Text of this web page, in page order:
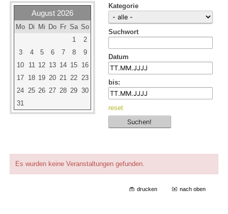
August 2026
Mo Di Mi Do Fr Sa So
1
2
3
4 5 6 7 8
9
10
11 12 13 14 15 16
17 18 19 20 21 22 23
24 25 26 27 28 29 30
31
Kategorie
Suchwort
Datum
bis:
reset
Es wurden keine Veranstaltungen gefunden.
drucken nach oben